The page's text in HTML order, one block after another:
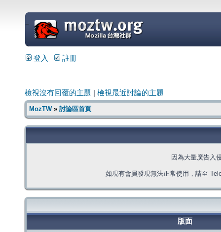
=
登入 註冊
檢視沒有回覆的主題 檢視最近討論的主題
MozTW» 討論區首頁
因為大量廣告入
如現有會員發現無法正常使用，請至
版面